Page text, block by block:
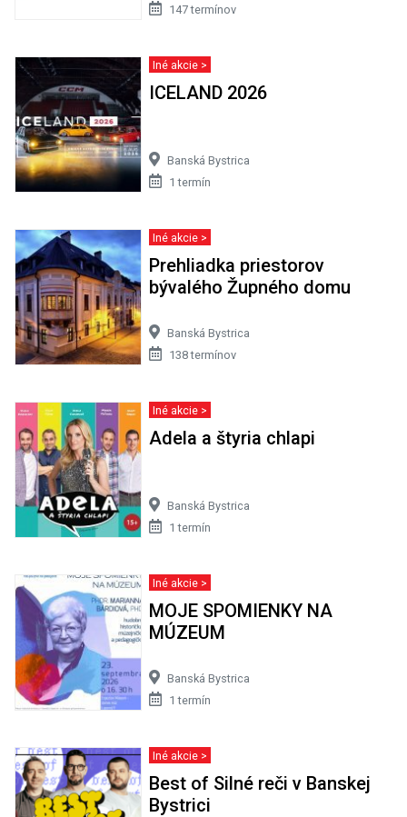
147 termínov
Iné akcie >
ICELAND 2026
Banská Bystrica
1 termín
Iné akcie >
Prehliadka priestorov
bývalého Župného domu
Banská Bystrica
138 termínov
Iné akcie >
Adela a štyria chlapi
Banská Bystrica
1 termín
Iné akcie >
MOJE SPOMIENKY NA
MÚZEUM
Banská Bystrica
1 termín
Iné akcie >
Best of Silné reči v Banskej
Bystrici